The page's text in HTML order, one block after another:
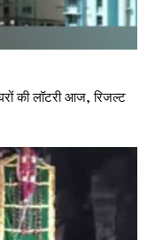
की लॉटरी आज, रिजल्ट